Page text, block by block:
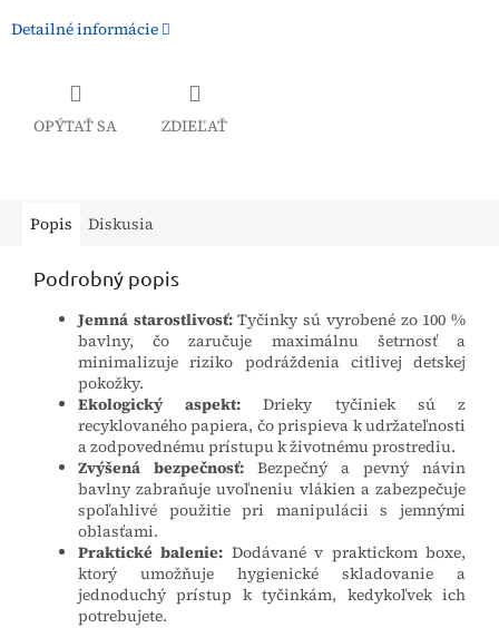
Detailné informácie
OPÝTAŤ SA ZDIEĽAŤ
Popis Diskusia
Podrobný popis
Jemná starostlivosť:Tyčinky sú vyrobené zo 100 %
bavlny, čo zaručuje maximálnu šetrnosť a
minimalizuje riziko podráždenia citlivej detskej
pokožky.
Ekologický aspekt: Drieky tyčiniek sú z
recyklovaného papiera, čo prispieva k udržateľnosti
a zodpovednému prístupu k životnému prostrediu.
Zvýšená bezpečnosť: Bezpečný a pevný návin
bavlny zabraňuje uvoľneniu vlákien a zabezpečuje
spoľahlivé použitie pri manipulácii s jemnými
oblasťami.
Praktické balenie: Dodávané v praktickom boxe,
ktorý umožňuje hygienické skladovanie a
jednoduchý prístup k tyčinkám, kedykoľvek ich
potrebujete.